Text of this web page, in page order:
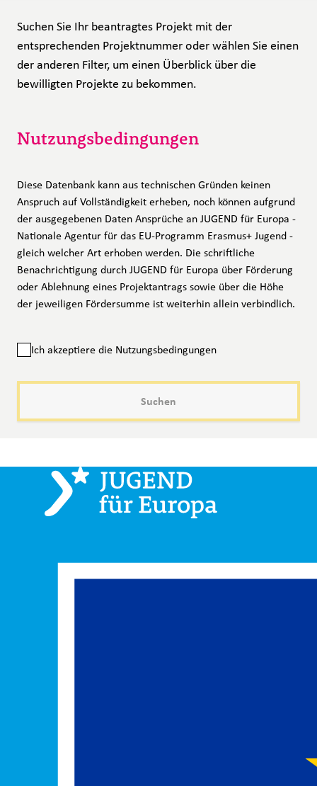
Suchen Sie Ihr beantragtes Projekt mit der
entsprechenden Projektnummer oder wählen Sie einen
der anderen Filter, um einen Überblick über die
bewilligten Projekte zu bekommen.
Nutzungsbedingungen
Diese Datenbank kann aus technischen Gründen keinen
Anspruch auf Vollständigkeit erheben, noch können aufgrund
der ausgegebenen Daten Ansprüche an JUGEND für Europa -
Nationale Agentur für das EU-Programm Erasmus+ Jugend -
gleich welcher Art erhoben werden. Die schriftliche
Benachrichtigung durch JUGEND für Europa über Förderung
oder Ablehnung eines Projektantrags sowie über die Höhe
der jeweiligen Fördersumme ist weiterhin allein verbindlich.
Ich akzeptiere die Nutzungsbedingungen
Suchen